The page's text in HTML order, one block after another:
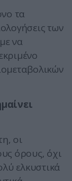
τα
των
να
οι
όρους, όχι
ελκυστικά